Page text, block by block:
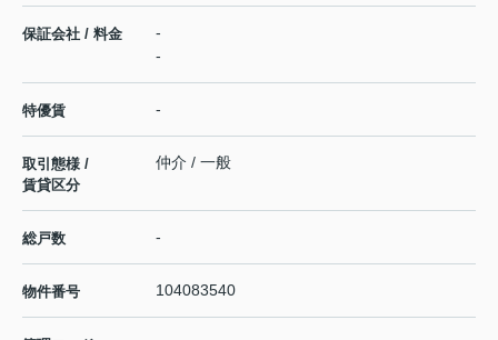
保証会社 / 料金
-
-
特優賃 -
取引態様 /
賃貸区分
仲介 / 一般
総戸数 -
物件番号 104083540